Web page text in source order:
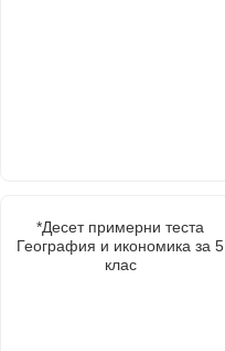
*Десет примерни теста
География и икономика за 5
клас